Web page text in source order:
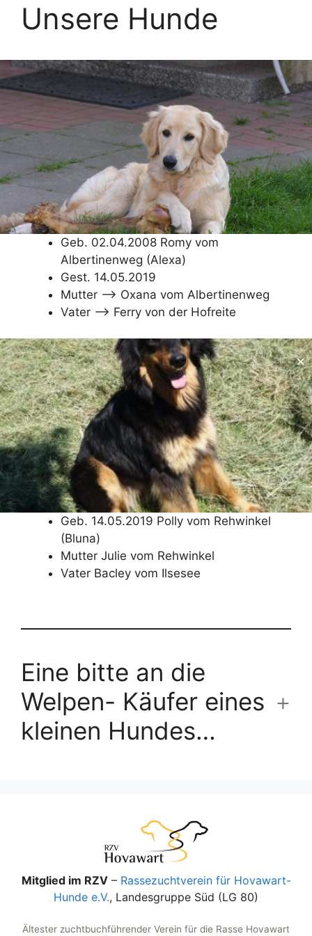
✕
Unsere Hunde
Geb. 02.04.2008 Romy vom
Albertinenweg (Alexa)
Gest. 14.05.2019
Mutter –> Oxana vom Albertinenweg
Vater –> Ferry von der Hofreite
Geb. 14.05.2019 Polly vom Rehwinkel
(Bluna)
Mutter Julie vom Rehwinkel
Vater Bacley vom Ilsesee
Eine bitte an die
Welpen- Käufer eines
kleinen Hundes…
Mitglied im RZV– Rassezuchtverein für Hovawart-
Hunde e.V., Landesgruppe Süd (LG 80)
Ältester zuchtbuchführender Verein für die Rasse Hovawart